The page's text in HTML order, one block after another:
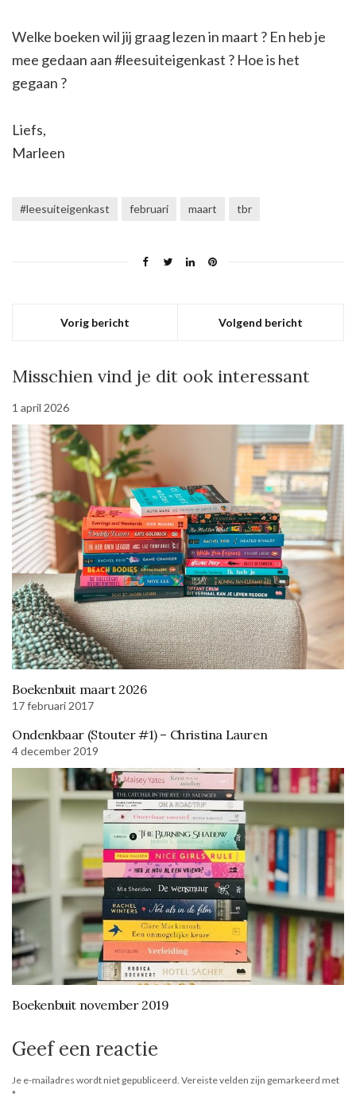
Welke boeken wil jij graag lezen in maart ? En heb je
mee gedaan aan #leesuiteigenkast ? Hoe is het
gegaan ?
Liefs,
Marleen
#leesuiteigenkast februari maart tbr
Vorig bericht Volgend bericht
Misschien vind je dit ook interessant
1 april 2026
Boekenbuit maart 2026
17 februari 2017
Ondenkbaar (Stouter #1) – Christina Lauren
4 december 2019
Boekenbuit november 2019
Geef een reactie
Je e-mailadres wordt niet gepubliceerd. Vereiste velden zijn gemarkeerd met
*